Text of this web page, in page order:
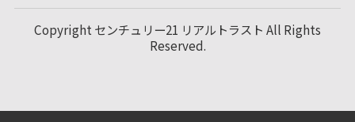
Copyright センチュリー21 リアルトラスト All Rights
Reserved.